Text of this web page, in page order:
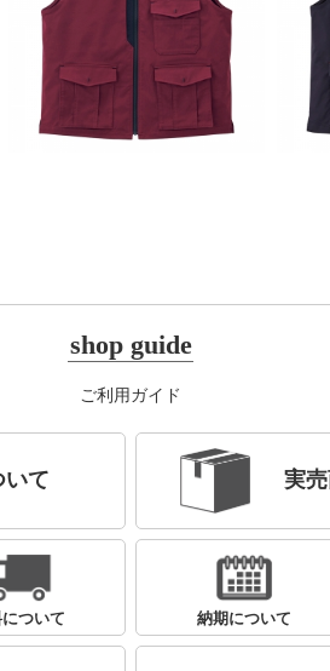
shop guide
ご利用ガイド
いて 実
ついて 納期について